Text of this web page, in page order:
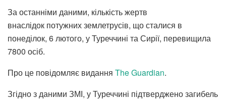
За останніми даними, кількість жертв
внаслідок потужних землетрусів, що сталися в
понеділок, 6 лютого, у Туреччині та Сирії, перевищила
7800 осіб.
Про це повідомляє видання The Guardian.
Згідно з даними ЗМІ, у Туреччині підтверджено загибель